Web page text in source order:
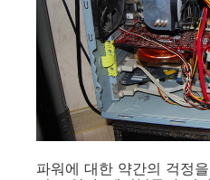
파워에 대한 약간의 걱정